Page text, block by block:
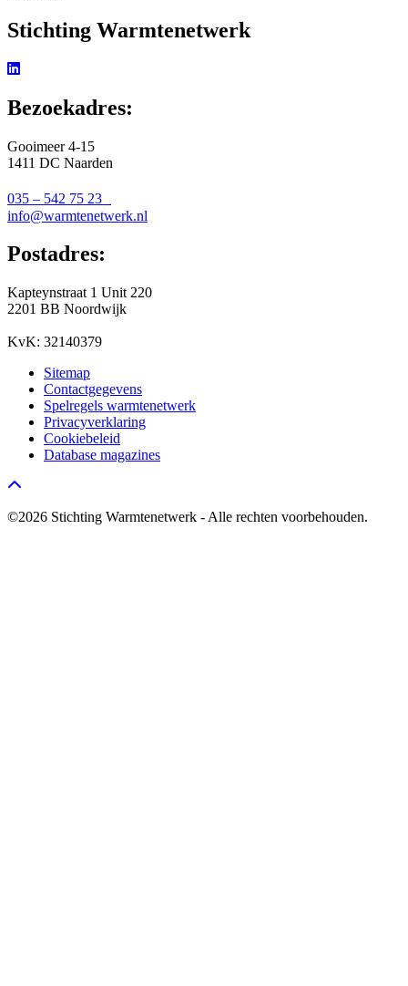
Stichting Warmtenetwerk
Bezoekadres:
Gooimeer 4-15
1411 DC Naarden
035 – 542 75 23
info@warmtenetwerk.nl
Postadres:
Kapteynstraat 1 Unit 220
2201 BB Noordwijk
KvK: 32140379
Sitemap
Contactgegevens
Spelregels warmtenetwerk
Privacyverklaring
Cookiebeleid
Database magazines
©2026 Stichting Warmtenetwerk - Alle rechten voorbehouden.